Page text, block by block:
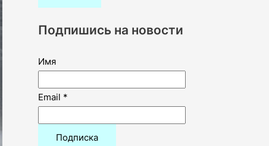
:
Подпишись на новости
Имя
Email *